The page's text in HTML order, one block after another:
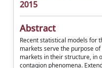
2015
Abstract
Recent statistical models for
markets serve the purpose
markets in their structure, in
contagion phenomena.